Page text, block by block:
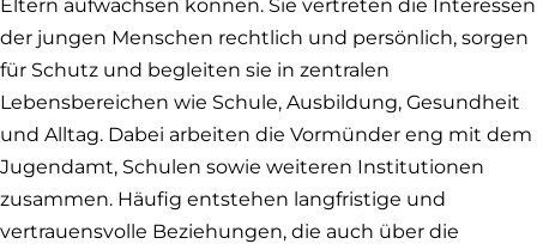
Eltern aufwachsen können. Sie vertreten die Interessen
der jungen Menschen rechtlich und persönlich, sorgen
für Schutz und begleiten sie in zentralen
Lebensbereichen wie Schule, Ausbildung, Gesundheit
und Alltag. Dabei arbeiten die Vormünder eng mit dem
Jugendamt, Schulen sowie weiteren Institutionen
zusammen. Häufig entstehen langfristige und
vertrauensvolle Beziehungen, die auch über die